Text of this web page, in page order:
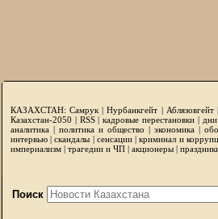
КАЗАХСТАН: Самрук |Нурбанкгейт | Аблязовгейт
Казахстан-2050 | RSS|кадровые перестановки|
аналитика | политика и общество | экономика |
интервью |скандалы | сенсации|криминал и
империализм | трагедии и ЧП | акционеры |
Поиск